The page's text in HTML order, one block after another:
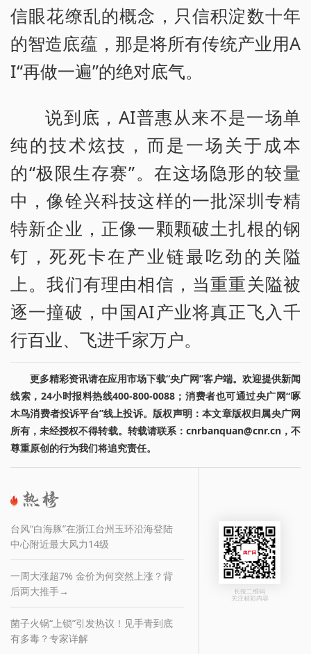
信眼花缭乱的概念，只信积淀数十年
的智造底蕴，那是将所有传统产业用A
I“再做一遍”的绝对底气。
说到底，AI普惠从来不是一场单
纯的技术炫技，而是一场关于成本
的“极限生存赛”。在这场隐形的较量
中，像铨兴科技这样的一批深圳专精
特新企业，正像一颗颗破土扎根的钢
钉，死死卡在产业链最吃劲的关隘
上。我们有理由相信，当重重关隘被
逐一撞破，中国AI产业将真正飞入千
行百业、飞进千家万户。
更多精彩资讯请在应用市场下载“央广网”客户端。欢迎提供新闻
线索，24小时报料热线400-800-0088；消费者也可通过央广网“啄
木鸟消费者投诉平台”线上投诉。版权声明：本文章版权归属央广网
所有，未经授权不得转载。转载请联系：cnrbanquan@cnr.cn，不
尊重原创的行为我们将追究责任。
台风“白海豚”在浙江台州玉环沿海登陆
中心附近最大风力14级
一周大涨超7% 金价为何突然上涨？背
后两大推手→
菌子火锅“上锁”引发热议！见手青到底
有多毒？专家详解
长按二维码
关注精彩内容